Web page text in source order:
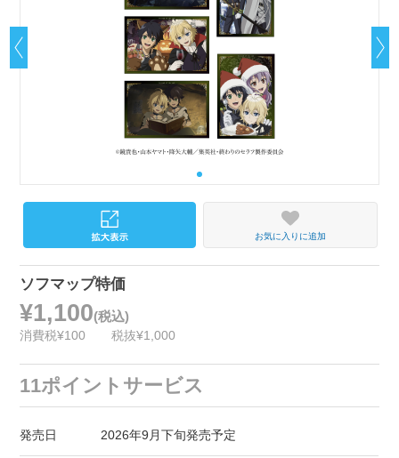
お気に入りに追加
ソフマップ特価
¥1,100(税込)
消費税¥100 税抜¥1,000
11ポイントサービス
発売日 2026年9月下旬発売予定